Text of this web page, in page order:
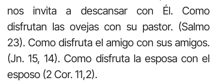
nos invita a descansar con Él. Como
disfrutan las ovejas con su pastor. (Salmo
23). Como disfruta el amigo con sus amigos.
(Jn. 15, 14). Como disfruta la esposa con el
esposo (2 Cor. 11,2).